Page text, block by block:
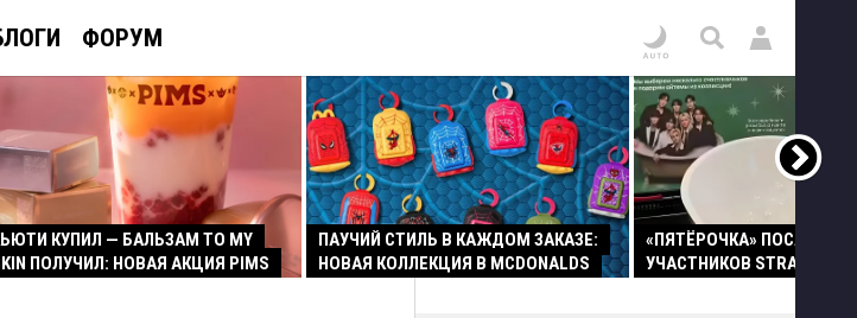
ФОРУМ
КУПИЛ — БАЛЬЗАМ TO MY
ПОЛУЧИЛ: НОВАЯ АКЦИЯ PIMS
ПАУЧИЙ СТИЛЬ В КАЖДОМ ЗАКАЗЕ:
НОВАЯ КОЛЛЕКЦИЯ В MCDONALDS
«ПЯТЁРОЧКА» ПОСАДИЛА
УЧАСТНИКОВ STRAY KIDS